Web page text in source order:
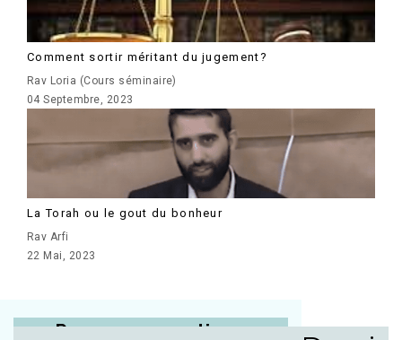
Comment sortir méritant du jugement?
Rav Loria (Cours séminaire)
04 Septembre, 2023
La Torah ou le gout du bonheur
Rav Arfi
22 Mai, 2023
Posez vos questions